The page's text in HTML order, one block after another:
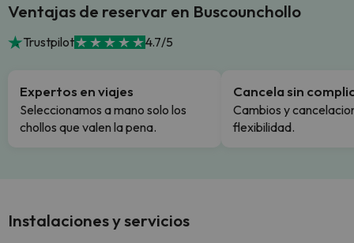
Ventajas de reservar en Buscounchollo
Trustpilot 4.7/5
Expertos en viajes
Seleccionamos a mano solo los
chollos que valen la pena.
Cancela sin
Cambios y
flexibilidad.
Instalaciones y servicios